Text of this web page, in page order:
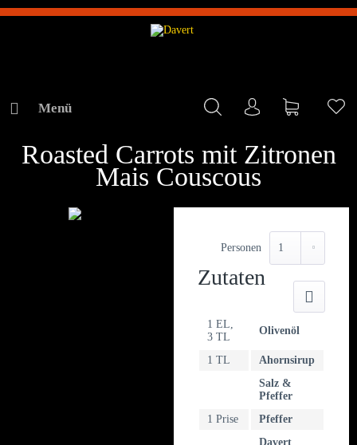
Menü Mein KontoWarenkorb
REZEPTE
Roasted Carrots mit Zitronen
Mais Couscous
Personen
Zutaten
1 EL,
3 TL
Olivenöl
1 TL
Ahornsirup
Salz &
Pfeffer
1 Prise
Pfeffer
Davert